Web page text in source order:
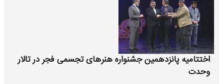
اختتامیه پانزدهمین جشنواره هنرهای تجسمی فجر در تالار
وحدت